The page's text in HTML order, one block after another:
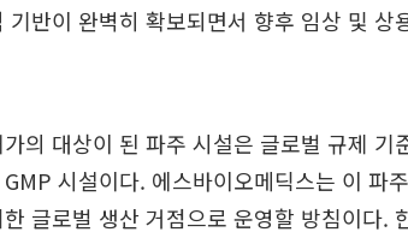
기반이 완벽히 확보되면서 향후 임상 및 상
의 대상이 된 파주 시설은 글로벌 규제
시설이다. 에스바이오메딕스는 이 파
글로벌 생산 거점으로 운영할 방침이다.